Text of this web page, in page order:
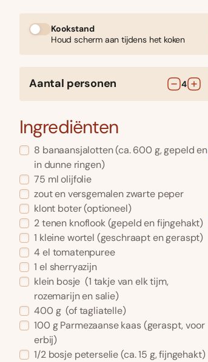
Kookstand
Houd scherm aan tijdens het koken
Aantal personen 4
Ingrediënten
8 banaansjalotten(ca. 600 g, gepeld en
in dunne ringen)
75 ml olijfolie
zout en versgemalen zwarte peper
klont boter(optioneel)
2tenen knoflook(gepeld en fijngehakt)
1 kleinewortel (geschraapt en geraspt)
4el tomatenpuree
1 el sherryazijn
klein bosje (1 takje van elk tijm,
rozemarijn en salie)
400 g (of tagliatelle)
100 g Parmezaanse kaas(geraspt, voor
erbij)
1/2 bosje peterselie(ca. 15 g, fijngehakt)